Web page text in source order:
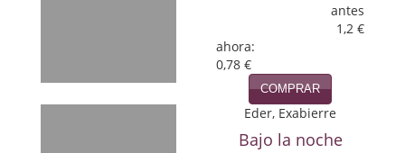
antes
1,2 €
ahora:
0,78 €
COMPRAR
Eder, Exabierre
Bajo la noche